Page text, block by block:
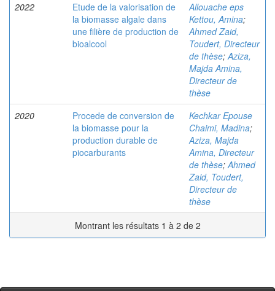
2022
Etude de la valorisation de
la biomasse algale dans
une filière de production de
bioalcool
Allouache eps
Kettou, Amina;
Ahmed Zaid,
Toudert, Directeur
de thèse;Aziza,
Majda Amina,
Directeur de
thèse
2020
Procede de conversion de
la biomasse pour la
production durable de
piocarburants
Kechkar Epouse
Chaimi, Madina;
Aziza, Majda
Amina, Directeur
de thèse;Ahmed
Zaid, Toudert,
Directeur de
thèse
Montrant les résultats 1 à 2 de 2